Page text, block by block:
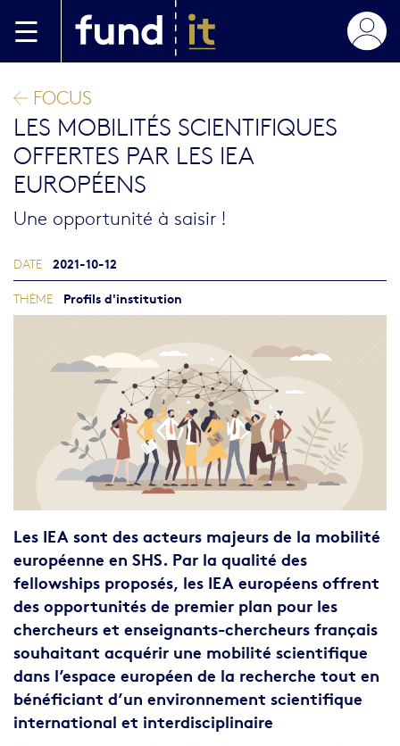
FOCUS
LES MOBILITÉS SCIENTIFIQUES
OFFERTES PAR LES IEA
EUROPÉENS
Une opportunité à saisir !
Image blog
Chapo
Les IEA sont des acteurs majeurs de la mobilité
européenne en SHS. Par la qualité des
fellowships proposés, les IEA européens offrent
des opportunités de premier plan pour les
chercheurs et enseignants-chercheurs français
souhaitant acquérir une mobilité scientifique
dans l’espace européen de la recherche tout en
bénéficiant d’un environnement scientifique
international et interdisciplinaire
DATE 2021-10-12
THÈME Profils d'institution